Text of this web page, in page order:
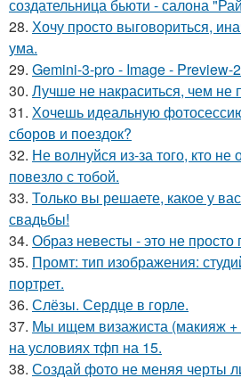
создательница бьюти - салона
28. Хочу просто выговориться,
ума.
29. Gemini-3-pro - Image - Preview-
30. Лучше не накраситься, чем не
31. Хочешь идеальную
сборов и поездок?
32. Не волнуйся из-за того, кто не
повезло с тобой.
33. Только вы решаете, какое у
свадьбы!
34. Образ невесты - это не просто
35. Промт: тип изображения:
портрет.
36. Слёзы. Сердце в горле.
37. Мы ищем визажиста (макияж +
на условиях тфп на 15.
38. Создай фото не меняя черты